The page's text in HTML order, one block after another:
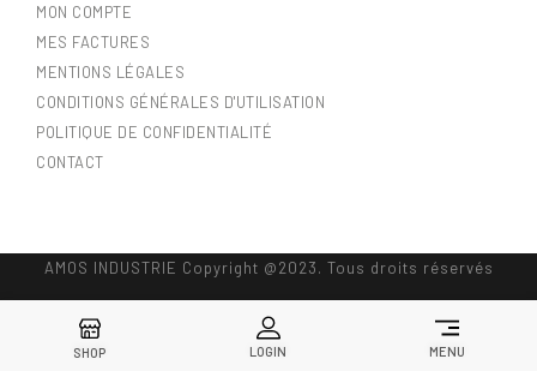
MON COMPTE
MES FACTURES
MENTIONS LÉGALES
CONDITIONS GÉNÉRALES D'UTILISATION
POLITIQUE DE CONFIDENTIALITÉ
CONTACT
AMOS INDUSTRIE Copyright @2023. Tous droits réservés
SHOP LOGIN MENU